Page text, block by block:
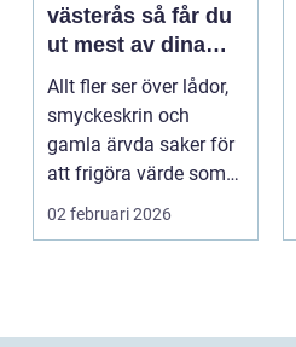
västerås så får du
ut mest av dina
smycken och mynt
Allt fler ser över lådor,
smyckeskrin och
gamla ärvda saker för
att frigöra värde som
bara ligger he...
02 februari 2026